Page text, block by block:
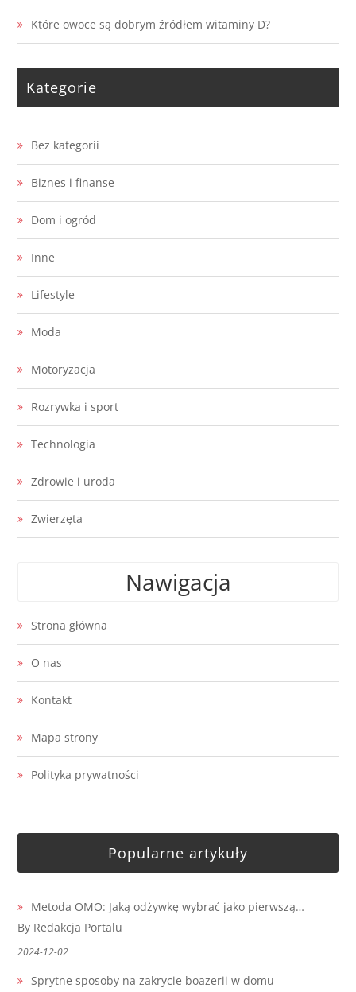
Które owoce są dobrym źródłem witaminy D?
Kategorie
Bez kategorii
Biznes i finanse
Dom i ogród
Inne
Lifestyle
Moda
Motoryzacja
Rozrywka i sport
Technologia
Zdrowie i uroda
Zwierzęta
Nawigacja
Strona główna
O nas
Kontakt
Mapa strony
Polityka prywatności
Popularne artykuły
Metoda OMO: Jaką odżywkę wybrać jako pierwszą…
By Redakcja Portalu
2024-12-02
Sprytne sposoby na zakrycie boazerii w domu